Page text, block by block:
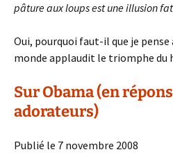
pâture aux loups est une illusion
Oui, pourquoi faut-il que je
monde applaudit le triomphe du
Sur Obama (en
adorateurs)
Publié le 7 novembre 2008